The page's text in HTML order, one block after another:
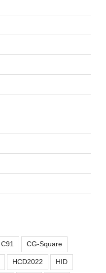
C91 CG-Square
HCD2022 HID